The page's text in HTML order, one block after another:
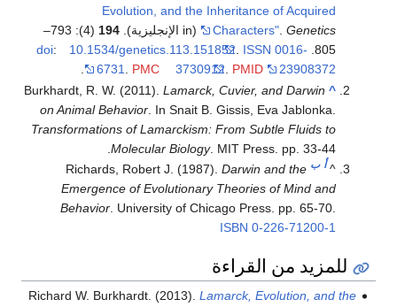
Evolution, and the Inheritance of Acquired
Characters".Genetics (in الإنجليزية). 194
(4): 793–
805.
doi: 10.1534/genetics.113.151852.ISSN 0016-
6731.PMC 3730912.PMID 23908372
.
^
Burkhardt, R. W. (2011).Lamarck, Cuvier, and Darwin
on Animal Behavior . In Snait B. Gissis, Eva Jablonka.
Transformations of Lamarckism: From Subtle Fluids to
Molecular Biology . MIT Press. pp. 33-44.
^ أ ب Richards, Robert J. (1987).Darwin and the
Emergence of Evolutionary Theories of Mind and
Behavior . University of Chicago Press. pp. 65-70.
ISBN 0-226-71200-1
للمزيد من القراءة
Richard W. Burkhardt. (2013).Lamarck, Evolution, and the